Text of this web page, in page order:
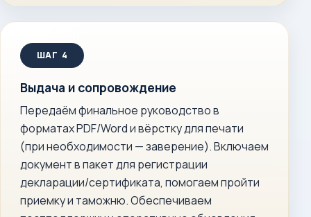
Выдача и сопровождение
Передаём финальное руководство в
форматах PDF/Word и вёрстку для печати
(при необходимости — заверение). Включаем
документ в пакет для регистрации
декларации/сертификата, помогаем пройти
приемку и таможню. Обеспечиваем